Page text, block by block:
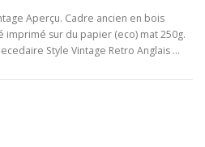
Aperçu. Cadre ancien en bois
imprimé sur du papier (eco) mat 250g.
Style Vintage Retro Anglais …